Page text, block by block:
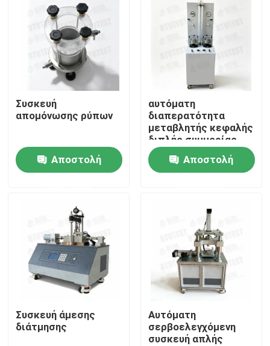
Προϊόντα
Σχετικά με εμάς
Γύρος εργοστασίων
Ποιοτικός έλεγχος
Ζητήστε ένα απόσπασμα
Καθολική μηχανή δοκιμής
Συγκεκριμένη μηχανή δοκιμής
Συσκευή
απομόνωσης ρύπων
Αποστολή
αυτόματη
διαπερατότητα
μεταβλητής κεφαλής
διπλής συμμορίας
Αποστολή
Συσκευή άμεσης
διάτμησης
Αυτόματη
σερβοελεγχόμενη
συσκευή απλής